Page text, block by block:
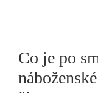
Co je po